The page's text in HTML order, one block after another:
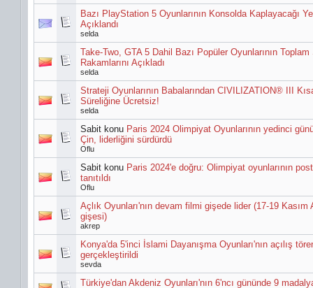
Bazı PlayStation 5 Oyunlarının Konsolda Kaplayacağı
Açıklandı
selda
Take-Two, GTA 5 Dahil Bazı Popüler Oyunlarının Toplam
Rakamlarını Açıkladı
selda
Strateji Oyunlarının Babalarından CIVILIZATION® III
Süreliğine Ücretsiz!
selda
Sabit konu Paris 2024 Olimpiyat Oyunlarının yedinci
Çin, liderliğini sürdürdü
Oflu
Sabit konu Paris 2024'e doğru: Olimpiyat oyunlarının
tanıtıldı
Oflu
Açlık Oyunları'nın devam filmi gişede lider (17-19 Kasım
gişesi)
akrep
Konya'da 5'inci İslami Dayanışma Oyunları'nın açılış
gerçekleştirildi
sevda
Türkiye'dan Akdeniz Oyunları'nın 6'ncı gününde 9